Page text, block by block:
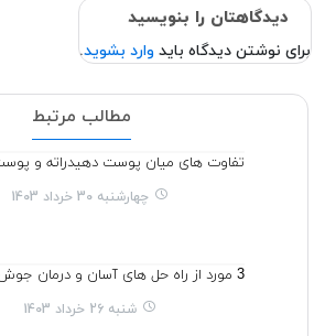
دیدگاهتان را بنویسید
برای نوشتن دیدگاه باید وارد بشوید.
مطالب مرتبط
تفاوت های میان پوست دهیدراته و
چهارشنبه 30 خرداد 1403
3 مورد از راه حل های آسان و درمان جوش سرسیاه
شنبه 26 خرداد 1403